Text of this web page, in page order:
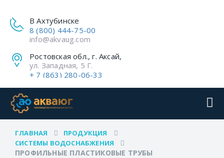
В Ахтубинске
8 (800) 444-75-00
info@akvaug.com
Ростовская обл., г. Аксай,
ул. Западная, 5 Г.
+ 7 (863) 280-06-33
ГЛАВНАЯ
ПРОДУКЦИЯ
СИСТЕМЫ ВОДОСНАБЖЕНИЯ
ПРОФИЛЬНЫЕ ПЛАСТИКОВЫЕ ТРУБЫ